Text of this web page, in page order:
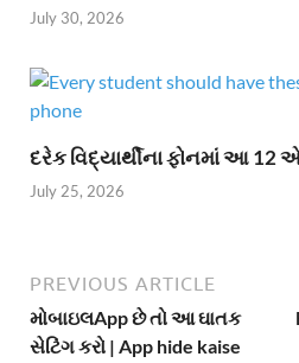
July 30, 2026
દરેક વિદ્યાર્થીના ફોનમાં આ 12
July 25, 2026
PREVIOUS ARTICLE
મોબાઇલApp છે તો આ ઘાતક
સેટિંગ કરો | App hide kaise